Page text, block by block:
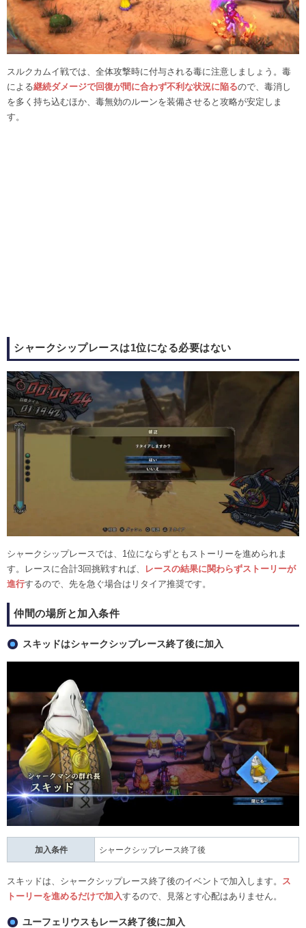
スルクカムイ戦では、全体攻撃時に付与される毒に注意しましょう。毒
による継続ダメージで回復が間に合わず不利な状況に陥るので、毒消し
を多く持ち込むほか、毒無効のルーンを装備させると攻略が安定しま
す。
シャークシップレースは1位になる必要はない
シャークシップレースでは、1位にならずともストーリーを進められま
す。レースに合計3回挑戦すれば、
レースの結果に関わらずストーリーが
進行するので、先を急ぐ場合はリタイア推奨です。
仲間の場所と加入条件
スキッドはシャークシップレース終了後に加入
加入条件 シャークシップレース終了後
スキッドは、シャークシップレース終了後のイベントで加入します。 ス
トーリーを進めるだけで加入するので、見落とす心配はありません。
ユーフェリウスもレース終了後に加入